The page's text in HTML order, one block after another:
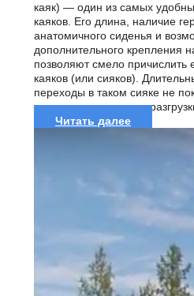
каяк) — один из самых
каяков. Его длина, наличие
анатомичного сиденья и
дополнительного крепления
позволяют смело причислить
каяков (или сияков).
переходы в таком сияке не
а простота погрузки и
Читать далее